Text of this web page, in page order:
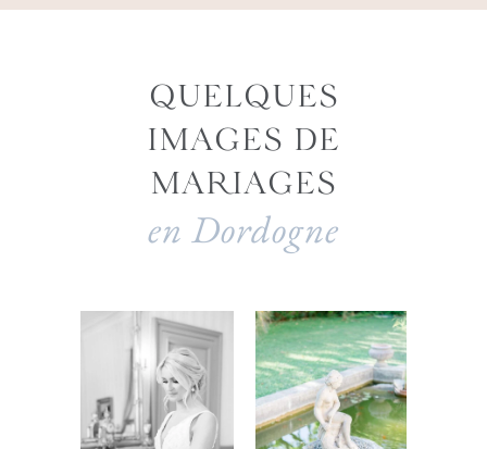
QUELQUES
IMAGES DE
MARIAGES
en Dordogne